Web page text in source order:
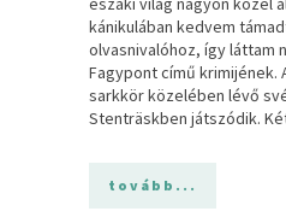
kánikulában kedvem
olvasnivalóhoz, így láttam
Fagypont című krimijének.
sarkkör közelében lévő
Stenträskben játszódik.
tovább...